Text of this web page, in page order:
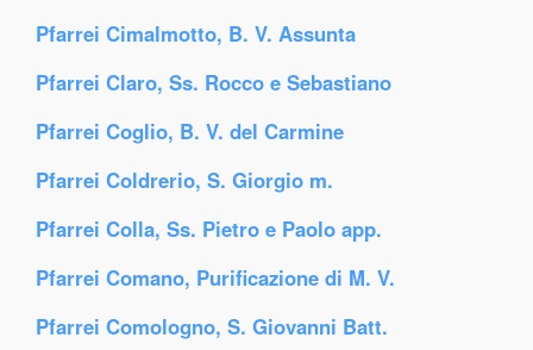
Pfarrei Cimalmotto, B. V. Assunta
Pfarrei Claro, Ss. Rocco e Sebastiano
Pfarrei Coglio, B. V. del Carmine
Pfarrei Coldrerio, S. Giorgio m.
Pfarrei Colla, Ss. Pietro e Paolo app.
Pfarrei Comano, Purificazione di M. V.
Pfarrei Comologno, S. Giovanni Batt.